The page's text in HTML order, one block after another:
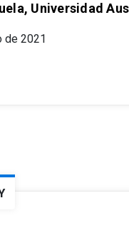
Universidad
de 2021